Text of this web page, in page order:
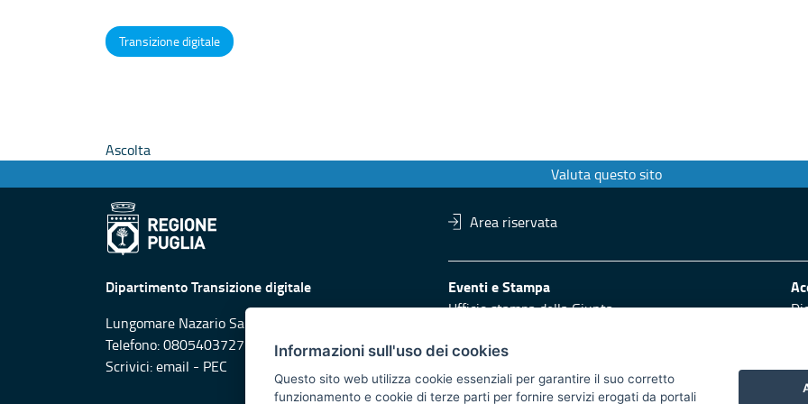
Transizione digitale
Ascolta
Valuta questo sito
Area riservata
Dipartimento Transizione digitale
Lungomare Nazario Sauro, 33 - 70100
Telefono: 0805403727
Scrivici:email - PEC
Eventi e Stampa
Ufficio stampa della Giunta
Logo e identità regionale
Redazione
Informazioni sull'uso dei cookies
Questo sito web utilizza cookie essenziali per garantire il suo corretto
funzionamento e cookie di terze parti per fornire servizi erogati da portali